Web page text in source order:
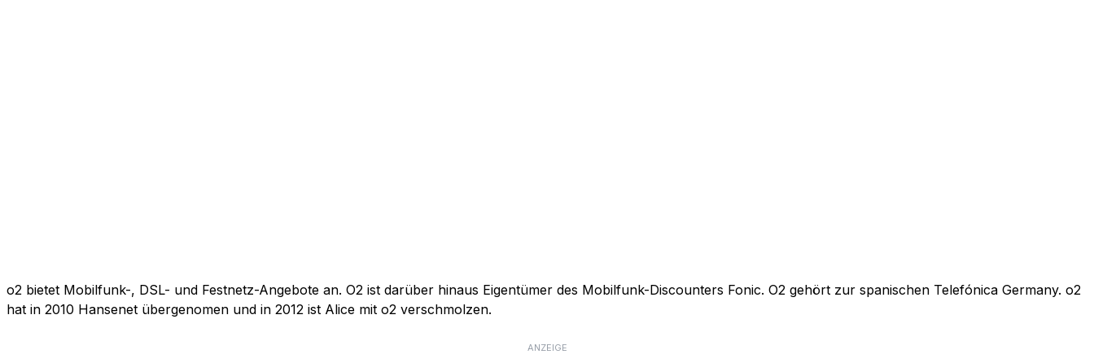
o2 bietet Mobilfunk-, DSL- und Festnetz-Angebote an. O2 ist darüber hinaus Eigentümer des Mobilfunk-Discounters Fonic. O2 gehört zur spanischen Telefónica Germany. o2
hat in 2010 Hansenet übergenomen und in 2012 ist Alice mit o2 verschmolzen.
ANZEIGE